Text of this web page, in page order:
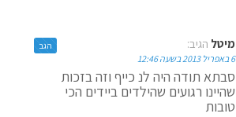
מיטל הגיב:
6 באפריל 2013 בשעה 12:46
סבתא תודה היה לנ כייף וזה בזכות
שהיינו רגועים שהילדים ביידים הכי
טובות
הגב